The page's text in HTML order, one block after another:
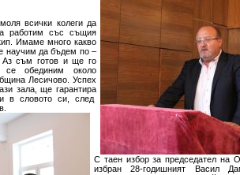
всички колеги да
работим със същия
Имаме много какво
научим да бъдем по –
Аз съм готов и ще го
обединим около
Лесичово. Успех
зала, ще гарантира
в словото си, след
С таен избор за председател на
избран 28-годишният Васил